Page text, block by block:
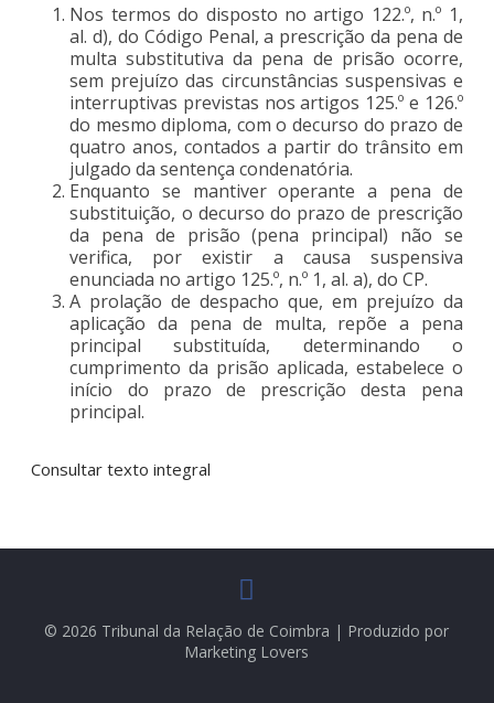
Nos termos do disposto no artigo 122.º, n.º 1,
al. d), do Código Penal, a prescrição da pena de
multa substitutiva da pena de prisão ocorre,
sem prejuízo das circunstâncias suspensivas e
interruptivas previstas nos artigos 125.º e 126.º
do mesmo diploma, com o decurso do prazo de
quatro anos, contados a partir do trânsito em
julgado da sentença condenatória.
Enquanto se mantiver operante a pena de
substituição, o decurso do prazo de prescrição
da pena de prisão (pena principal) não se
verifica, por existir a causa suspensiva
enunciada no artigo 125.º, n.º 1, al. a), do CP.
A prolação de despacho que, em prejuízo da
aplicação da pena de multa, repõe a pena
principal substituída, determinando o
cumprimento da prisão aplicada, estabelece o
início do prazo de prescrição desta pena
principal.
Consultar texto integral
© 2026 Tribunal da Relação de Coimbra | Produzido por
Marketing Lovers